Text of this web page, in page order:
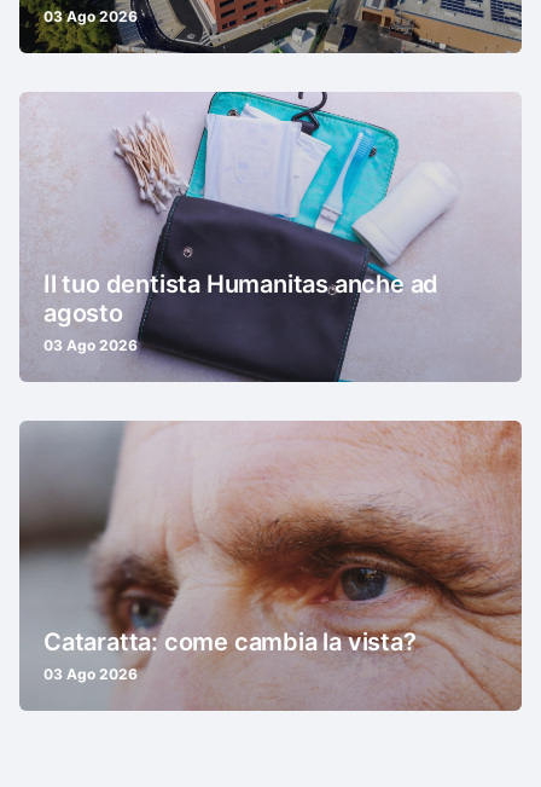
03 Ago 2026
Il tuo dentista Humanitas anche ad
agosto
03 Ago 2026
Cataratta: come cambia la vista?
03 Ago 2026